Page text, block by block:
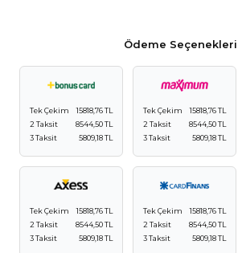
Ödeme Seçenekleri
Tek Çekim
15818,76 TL
2 Taksit
8544,50 TL
3 Taksit
5809,18 TL
Tek Çekim
15818,76 TL
2 Taksit
8544,50 TL
3 Taksit
5809,18 TL
Tek Çekim
15818,76 TL
2 Taksit
8544,50 TL
3 Taksit
5809,18 TL
Tek Çekim
15818,76 TL
2 Taksit
8544,50 TL
3 Taksit
5809,18 TL